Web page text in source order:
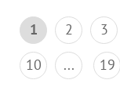
1 2 3
10
... 19